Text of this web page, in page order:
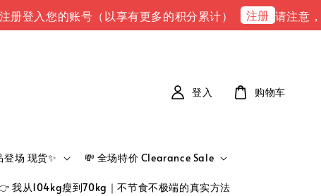
您的账号（以享有更多的积分累计） 注册 请注意，请注
登场 现货✨ 💸 全场特价 Clearance Sale
我从104kg瘦到70kg｜不节食不极端的真实方法
登入 购物车